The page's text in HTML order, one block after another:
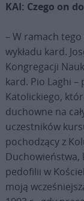
KAI: Czego on
– W ramach tego
wykładu kard.
Kongregacji
kard. Pio Laghi
Katolickiego,
duchowne na
uczestników
pochodzący z
Duchowieństwa,
pedofilii w
moją